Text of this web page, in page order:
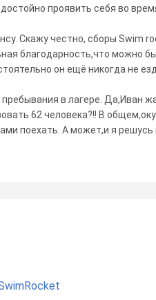
проявить себя во
Скажу честно, сборы Swim
благодарность,что можно
он ещё никогда не
в лагере. Да,Иван
62 человека?!! В
поехать. А может,и я